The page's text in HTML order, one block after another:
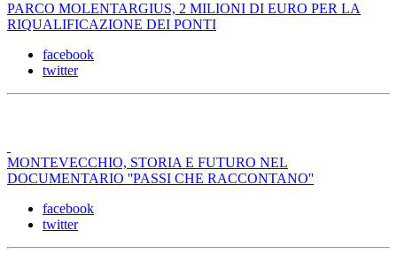
PARCO MOLENTARGIUS, 2 MILIONI DI EURO PER LA
RIQUALIFICAZIONE DEI PONTI
facebook
twitter
MONTEVECCHIO, STORIA E FUTURO NEL
DOCUMENTARIO ''PASSI CHE RACCONTANO''
facebook
twitter